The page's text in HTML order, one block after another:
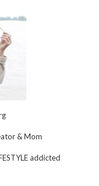
& Mom
addicted